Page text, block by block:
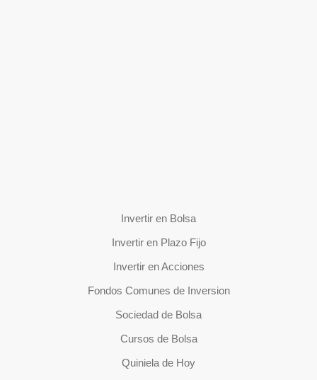
Invertir en Bolsa
Invertir en Plazo Fijo
Invertir en Acciones
Fondos Comunes de Inversion
Sociedad de Bolsa
Cursos de Bolsa
Quiniela de Hoy